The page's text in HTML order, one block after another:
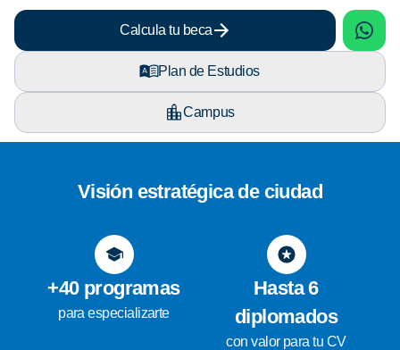
Calcula tu beca
Plan de Estudios
Campus
Visión estratégica de ciudad
+40 programas
para especializarte
Hasta 6
diplomados
con valor para tu CV